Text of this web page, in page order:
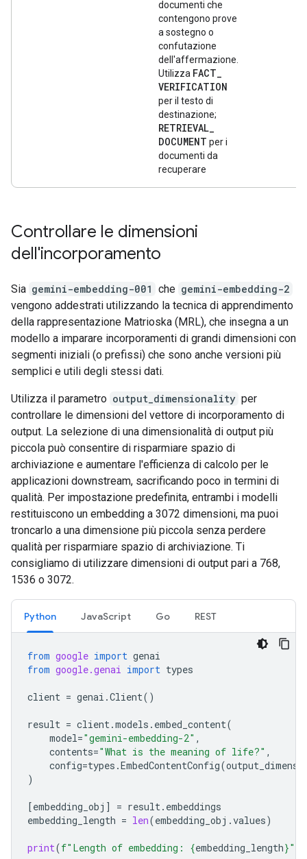
documenti che
contengono prove
a sostegno o
confutazione
dell'affermazione.
Utilizza FACT_
VERIFICATION
per il testo di
destinazione;
RETRIEVAL_
DOCUMENT per i
documenti da
recuperare
Controllare le dimensioni
dell'incorporamento
Sia gemini-embedding-001 che gemini-embedding-2
vengono addestrati utilizzando la tecnica di apprendimento
della rappresentazione Matrioska (MRL), che insegna a un
modello a imparare incorporamenti di grandi dimensioni con
segmenti iniziali (o prefissi) che sono anche versioni più
semplici e utili degli stessi dati.
Utilizza il parametro output_dimensionality per
controllare le dimensioni del vettore di incorporamento di
output. La selezione di una dimensionalità di output più
piccola può consentire di risparmiare spazio di
archiviazione e aumentare l'efficienza di calcolo per le
applicazioni downstream, sacrificando poco in termini di
qualità. Per impostazione predefinita, entrambi i modelli
restituiscono un embedding a 3072 dimensioni, ma puoi
troncarlo a una dimensione più piccola senza perdere
qualità per risparmiare spazio di archiviazione. Ti
consigliamo di utilizzare dimensioni di output pari a 768,
1536 o 3072.
Python JavaScript Go REST
from google import genai
from google.genai import types
client = genai .Client()
result = client.models . embed_content(
model="gemini-embedding-2" ,
contents="What is the meaning of life?" ,
config=types .EmbedContentConfig(
)
[embedding_obj ] = result. embeddings
embedding_length = len(embedding_obj .values)
print(f"Length of embedding: {embedding_length}"